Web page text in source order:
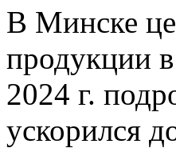
В Минске
продукции
2024 г.
ускорился